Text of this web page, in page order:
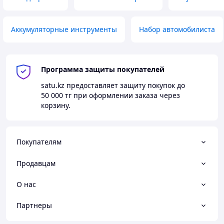
Аккумуляторные инструменты Набор автомобилиста
Программа защиты покупателей
satu.kz предоставляет защиту покупок до
50 000 тг при оформлении заказа через
корзину.
Покупателям
Продавцам
О нас
Партнеры